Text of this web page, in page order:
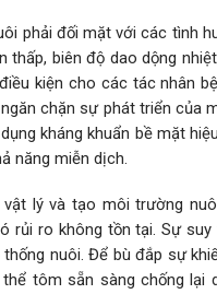
phải đối mặt với các tình
thấp, biên độ dao dộng
kiện cho các tác nhân
chặn sự phát triển của
kháng khuẩn bề mặt
năng miễn dịch.
lý và tạo môi trường
rủi ro không tồn tại. Sự suy
nuôi. Để bù đắp sự
tôm sẵn sàng chống lại